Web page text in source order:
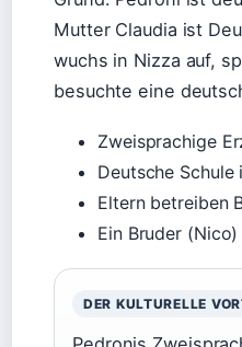
Mutter Claudia ist
wuchs in Nizza auf,
besuchte eine
Zweisprachige
Deutsche
Eltern betreiben
Ein Bruder
DER KULTURELLE